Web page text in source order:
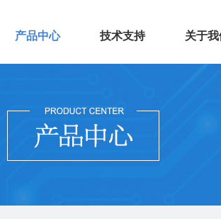
产品中心 技术支持 关于